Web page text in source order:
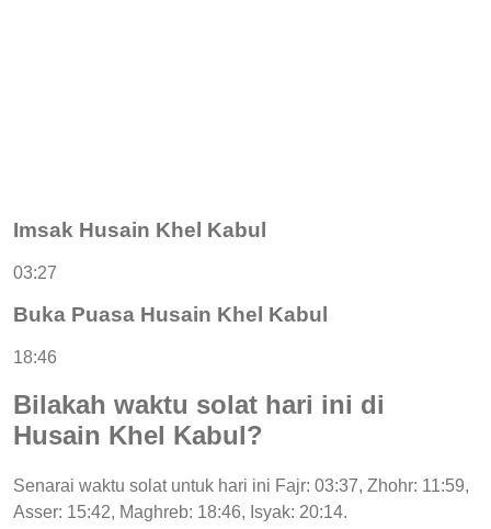
Imsak Husain Khel Kabul
03:27
Buka Puasa Husain Khel Kabul
18:46
Bilakah waktu solat hari ini di
Husain Khel Kabul?
Senarai waktu solat untuk hari ini Fajr: 03:37, Zhohr: 11:59,
Asser: 15:42, Maghreb: 18:46, Isyak: 20:14.